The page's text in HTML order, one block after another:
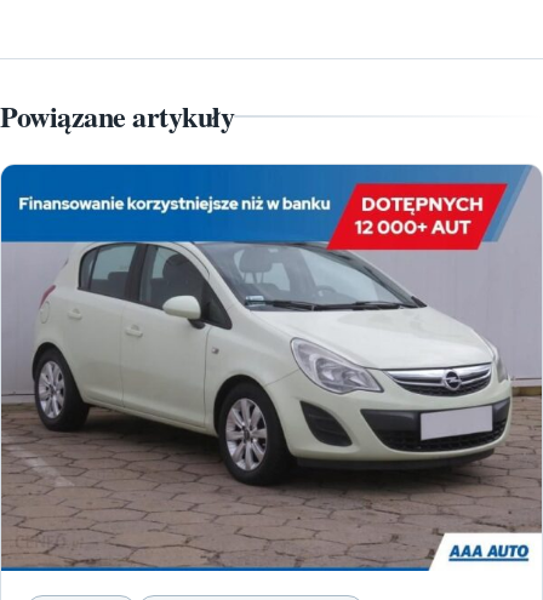
Powiązane artykuły